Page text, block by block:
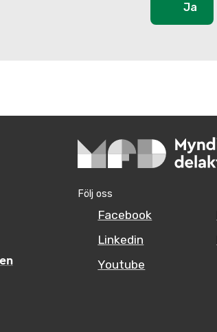
Ja
Följ oss
Facebook
Linkedin
Youtube